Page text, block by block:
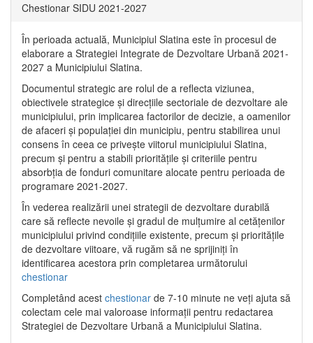
Chestionar SIDU 2021-2027
În perioada actuală, Municipiul Slatina este în procesul de
elaborare a Strategiei Integrate de Dezvoltare Urbană 2021‐
2027 a Municipiului Slatina.
Documentul strategic are rolul de a reflecta viziunea,
obiectivele strategice și direcțiile sectoriale de dezvoltare ale
municipiului, prin implicarea factorilor de decizie, a oamenilor
de afaceri și populației din municipiu, pentru stabilirea unui
consens în ceea ce privește viitorul municipiului Slatina,
precum și pentru a stabili prioritățile și criteriile pentru
absorbția de fonduri comunitare alocate pentru perioada de
programare 2021-2027.
În vederea realizării unei strategii de dezvoltare durabilă
care să reflecte nevoile și gradul de mulțumire al cetățenilor
municipiului privind condițiile existente, precum și prioritățile
de dezvoltare viitoare, vă rugăm să ne sprijiniți în
identificarea acestora prin completarea următorului
chestionar
Completând acest chestionar de 7-10 minute ne veți ajuta să
colectam cele mai valoroase informații pentru redactarea
Strategiei de Dezvoltare Urbană a Municipiului Slatina.